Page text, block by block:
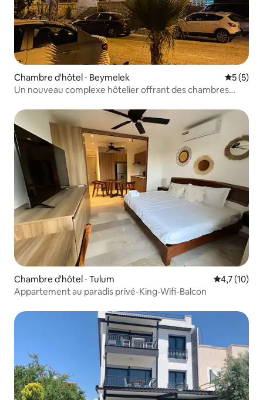
Chambre d'hôtel ⋅ Beymelek
5 (5)
Un nouveau complexe hôtelier offrant des chambres
Chambre d'hôtel ⋅ Tulum Évaluation
4,7 (10)
Appartement au paradis privé-King-Wifi-Balcon